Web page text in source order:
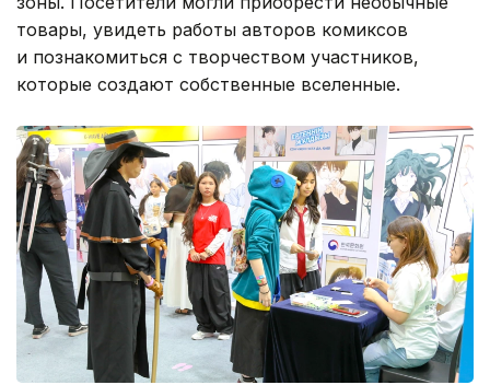
товары, увидеть работы авторов комиксов
и познакомиться с творчеством участников,
которые создают собственные вселенные.